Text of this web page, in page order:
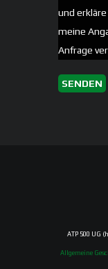
und
meine
Anfrage
ATP 500 UG
Allgemeine